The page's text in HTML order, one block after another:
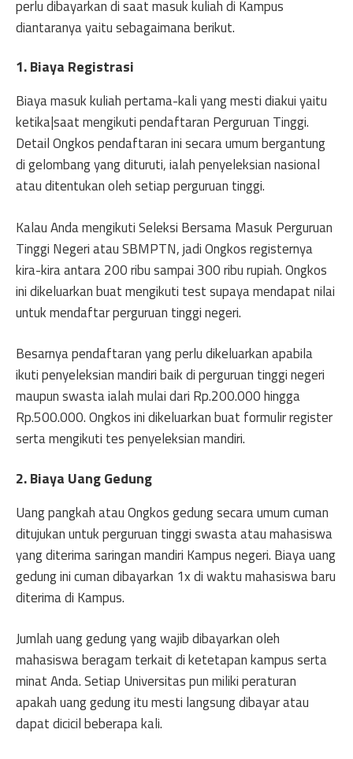
perlu dibayarkan di saat masuk kuliah di Kampus
diantaranya yaitu sebagaimana berikut.
1. Biaya Registrasi
Biaya masuk kuliah pertama-kali yang mesti diakui yaitu
ketika|saat mengikuti pendaftaran Perguruan Tinggi.
Detail Ongkos pendaftaran ini secara umum bergantung
di gelombang yang dituruti, ialah penyeleksian nasional
atau ditentukan oleh setiap perguruan tinggi.
Kalau Anda mengikuti Seleksi Bersama Masuk Perguruan
Tinggi Negeri atau SBMPTN, jadi Ongkos registernya
kira-kira antara 200 ribu sampai 300 ribu rupiah. Ongkos
ini dikeluarkan buat mengikuti test supaya mendapat nilai
untuk mendaftar perguruan tinggi negeri.
Besarnya pendaftaran yang perlu dikeluarkan apabila
ikuti penyeleksian mandiri baik di perguruan tinggi negeri
maupun swasta ialah mulai dari Rp.200.000 hingga
Rp.500.000. Ongkos ini dikeluarkan buat formulir register
serta mengikuti tes penyeleksian mandiri.
2. Biaya Uang Gedung
Uang pangkah atau Ongkos gedung secara umum cuman
ditujukan untuk perguruan tinggi swasta atau mahasiswa
yang diterima saringan mandiri Kampus negeri. Biaya uang
gedung ini cuman dibayarkan 1x di waktu mahasiswa baru
diterima di Kampus.
Jumlah uang gedung yang wajib dibayarkan oleh
mahasiswa beragam terkait di ketetapan kampus serta
minat Anda. Setiap Universitas pun miliki peraturan
apakah uang gedung itu mesti langsung dibayar atau
dapat dicicil beberapa kali.